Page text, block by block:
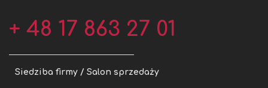
+ 48 17 863 27 01
Siedziba firmy / Salon sprzedaży